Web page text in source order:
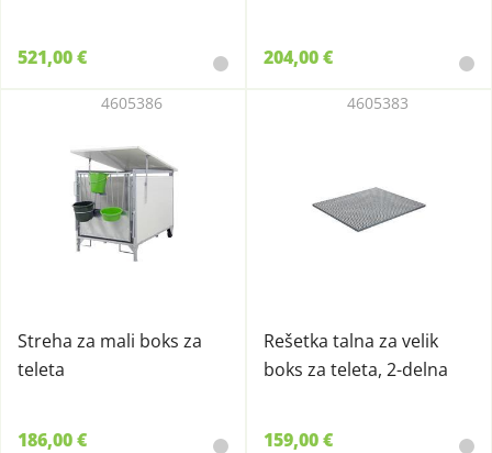
521,00 € 204,00 €
Streha za mali boks za
teleta
4605386
186,00 €
Rešetka talna za velik
boks za teleta, 2-delna
4605383
159,00 €